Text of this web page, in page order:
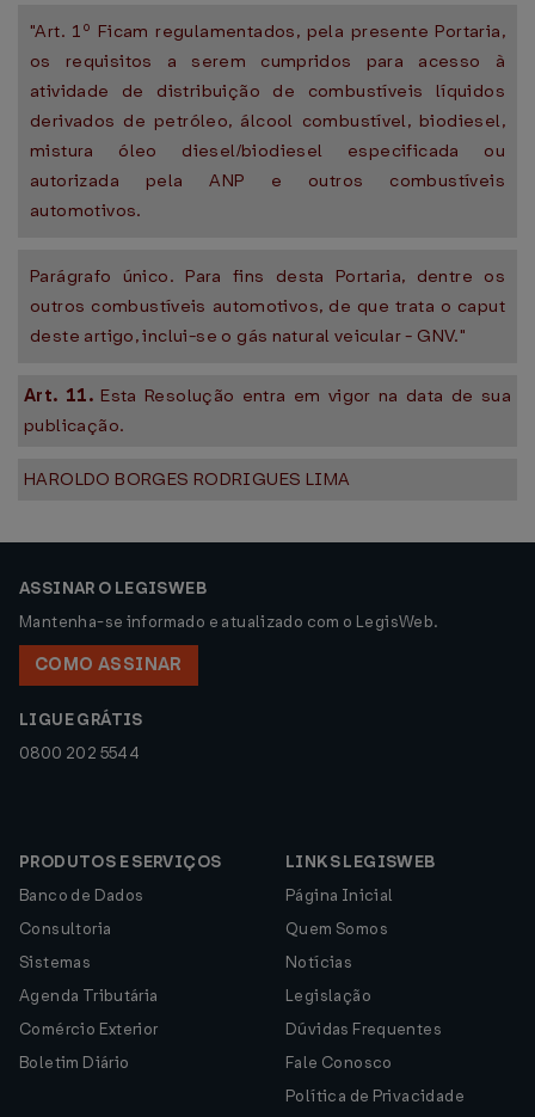
"Art. 1º Ficam regulamentados, pela presente Portaria,
os requisitos a serem cumpridos para acesso à
atividade de distribuição de combustíveis líquidos
derivados de petróleo, álcool combustível, biodiesel,
mistura óleo diesel/biodiesel especificada ou
autorizada pela ANP e outros combustíveis
automotivos.
Parágrafo único. Para fins desta Portaria, dentre os
outros combustíveis automotivos, de que trata o caput
deste artigo, inclui-se o gás natural veicular - GNV."
Art. 11. Esta Resolução entra em vigor na data de sua
publicação.
HAROLDO BORGES RODRIGUES LIMA
ASSINAR O LEGISWEB
Mantenha-se informado e atualizado com o LegisWeb.
COMO ASSINAR
LIGUE GRÁTIS
0800 202 5544
PRODUTOS E SERVIÇOS
Banco de Dados
Consultoria
Sistemas
Agenda Tributária
Comércio Exterior
Boletim Diário
LINKS LEGISWEB
Página Inicial
Quem Somos
Notícias
Legislação
Dúvidas Frequentes
Fale Conosco
Política de Privacidade